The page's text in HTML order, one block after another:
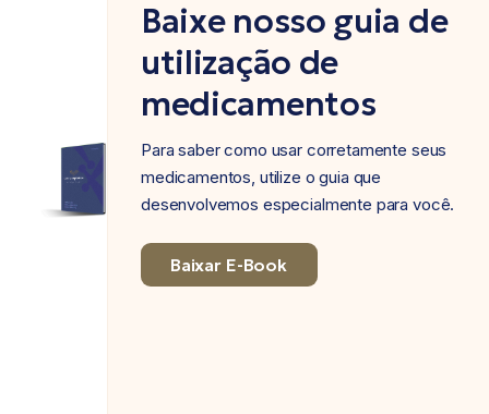
Baixe nosso guia de
utilização de
medicamentos
Para saber como usar corretamente seus
medicamentos, utilize o guia que
desenvolvemos especialmente para você.
Baixar E-Book